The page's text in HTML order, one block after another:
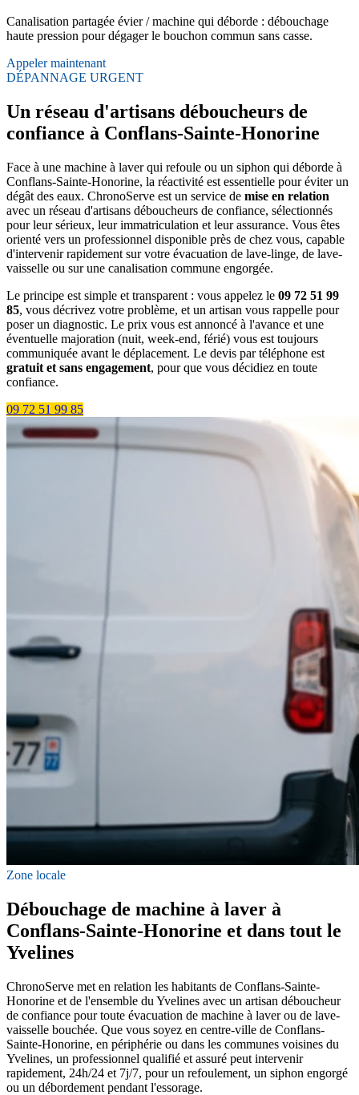
Canalisation partagée évier / machine qui déborde : débouchage
haute pression pour dégager le bouchon commun sans casse.
Appeler maintenant
DÉPANNAGE URGENT
Un réseau d'artisans déboucheurs de
confiance à Conflans-Sainte-Honorine
Face à une machine à laver qui refoule ou un siphon qui déborde à
Conflans-Sainte-Honorine, la réactivité est essentielle pour éviter un
dégât des eaux. ChronoServe est un service de mise en relation
avec un réseau d'artisans déboucheurs de confiance, sélectionnés
pour leur sérieux, leur immatriculation et leur assurance. Vous êtes
orienté vers un professionnel disponible près de chez vous, capable
d'intervenir rapidement sur votre évacuation de lave-linge, de lave-
vaisselle ou sur une canalisation commune engorgée.
Le principe est simple et transparent : vous appelez le 09 72 51 99
85, vous décrivez votre problème, et un artisan vous rappelle pour
poser un diagnostic. Le prix vous est annoncé à l'avance et une
éventuelle majoration (nuit, week-end, férié) vous est toujours
communiquée avant le déplacement. Le devis par téléphone est
gratuit et sans engagement, pour que vous décidiez en toute
confiance.
09 72 51 99 85
Zone locale
Débouchage de machine à laver à
Conflans-Sainte-Honorine et dans tout le
Yvelines
ChronoServe met en relation les habitants de Conflans-Sainte-
Honorine et de l'ensemble du Yvelines avec un artisan déboucheur
de confiance pour toute évacuation de machine à laver ou de lave-
vaisselle bouchée. Que vous soyez en centre-ville de Conflans-
Sainte-Honorine, en périphérie ou dans les communes voisines du
Yvelines, un professionnel qualifié et assuré peut intervenir
rapidement, 24h/24 et 7j/7, pour un refoulement, un siphon engorgé
ou un débordement pendant l'essorage.